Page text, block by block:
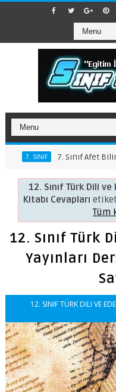
7. Sınıf Afet Bilinci Yıllık
12. Sınıf Türk Dili ve
Kitabı Cevapları
Tüm
12. Sınıf Türk
Yayınları
12. SINIF TÜRK DILI VE